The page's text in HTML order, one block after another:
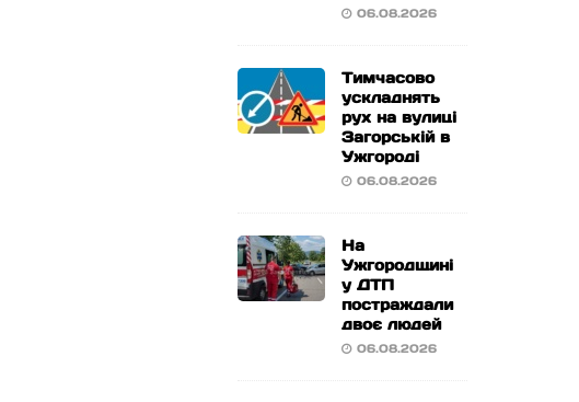
06.08.2026
Тимчасово
ускладнять
рух на вулиці
Загорській в
Ужгороді
06.08.2026
На
Ужгородщині
у ДТП
постраждали
двоє людей
06.08.2026